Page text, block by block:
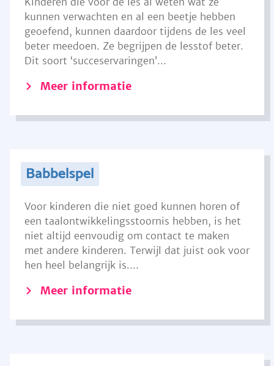
kunnen verwachten en al een beetje hebben
geoefend, kunnen daardoor tijdens de les veel
beter meedoen. Ze begrijpen de lesstof beter.
Dit soort ‘succeservaringen’...
Meer informatie
Babbelspel
Voor kinderen die niet goed kunnen horen of
een taalontwikkelingsstoornis hebben, is het
niet altijd eenvoudig om contact te maken
met andere kinderen. Terwijl dat juist ook voor
hen heel belangrijk is....
Meer informatie